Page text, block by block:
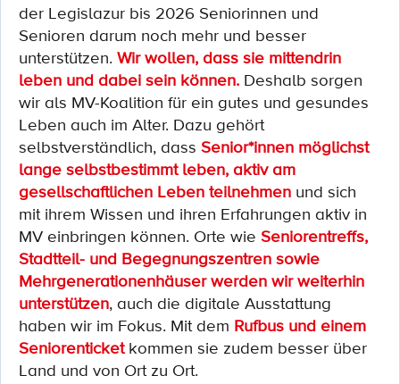
der Legislazur bis 2026 Seniorinnen und
Senioren darum noch mehr und besser
unterstützen. Wir wollen, dass sie mittendrin
leben und dabei sein können. Deshalb sorgen
wir als MV-Koalition für ein gutes und gesundes
Leben auch im Alter. Dazu gehört
selbstverständlich, dass Senior*innen möglichst
lange selbstbestimmt leben, aktiv am
gesellschaftlichen Leben teilnehmen und sich
mit ihrem Wissen und ihren Erfahrungen aktiv in
MV einbringen können. Orte wie Seniorentreffs,
Stadtteil- und Begegnungszentren sowie
Mehrgenerationenhäuser werden wir weiterhin
unterstützen, auch die digitale Ausstattung
haben wir im Fokus. Mit dem Rufbus und einem
Seniorenticketkommen sie zudem besser über
Land und von Ort zu Ort.